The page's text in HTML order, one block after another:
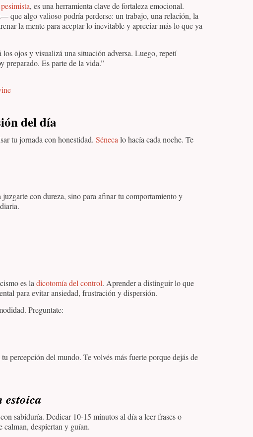
, es una herramienta clave de fortaleza emocional.
que algo valioso podría perderse: un trabajo, una relación, la
la mente para aceptar lo inevitable y apreciar más lo que ya
ojos y visualizá una situación adversa. Luego, repetí
preparado. Es parte de la vida.”
del día
tu jornada con honestidad. Séneca lo hacía cada noche. Te
con dureza, sino para afinar tu comportamiento y
es la dicotomía del control. Aprender a distinguir lo que
para evitar ansiedad, frustración y dispersión.
Preguntate:
percepción del mundo. Te volvés más fuerte porque dejás de
estoica
sabiduría. Dedicar 10-15 minutos al día a leer frases o
calman, despiertan y guían.